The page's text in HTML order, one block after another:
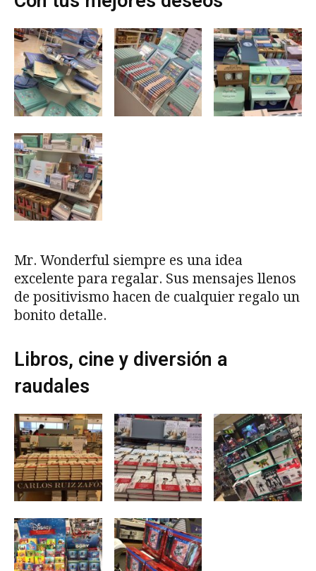
Mr. Wonderful siempre es una idea
excelente para regalar. Sus mensajes llenos
de positivismo hacen de cualquier regalo un
bonito detalle.
Libros, cine y diversión a
raudales